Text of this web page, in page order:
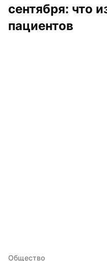
сентября: что
пациентов
Общество